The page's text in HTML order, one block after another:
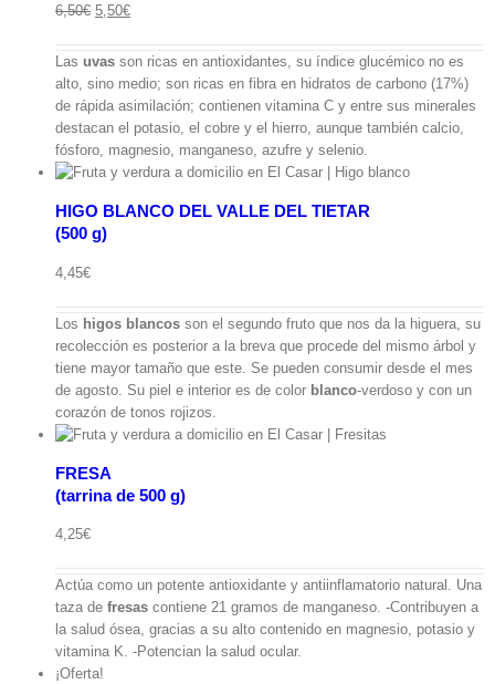
6,50€ El
era:
6,50€.
5,50€El
actual
es:
5,50€.
Las uvas son ricas en antioxidantes, su índice glucémico no es
alto, sino medio; son ricas en fibra en hidratos de carbono (17%)
de rápida asimilación; contienen vitamina C y entre sus minerales
destacan el potasio, el cobre y el hierro, aunque también calcio,
fósforo, magnesio, manganeso, azufre y selenio.
HIGO BLANCO DEL VALLE DEL TIETAR
(500 g)
4,45€
Los higos blancos son el segundo fruto que nos da la higuera, su
recolección es posterior a la breva que procede del mismo árbol y
tiene mayor tamaño que este. Se pueden consumir desde el mes
de agosto. Su piel e interior es de color blanco-verdoso y con un
corazón de tonos rojizos.
FRESA
(tarrina de 500 g)
4,25€
Actúa como un potente antioxidante y antiinflamatorio natural. Una
taza de fresas contiene 21 gramos de manganeso. -Contribuyen a
la salud ósea, gracias a su alto contenido en magnesio, potasio y
vitamina K. -Potencian la salud ocular.
¡Oferta!